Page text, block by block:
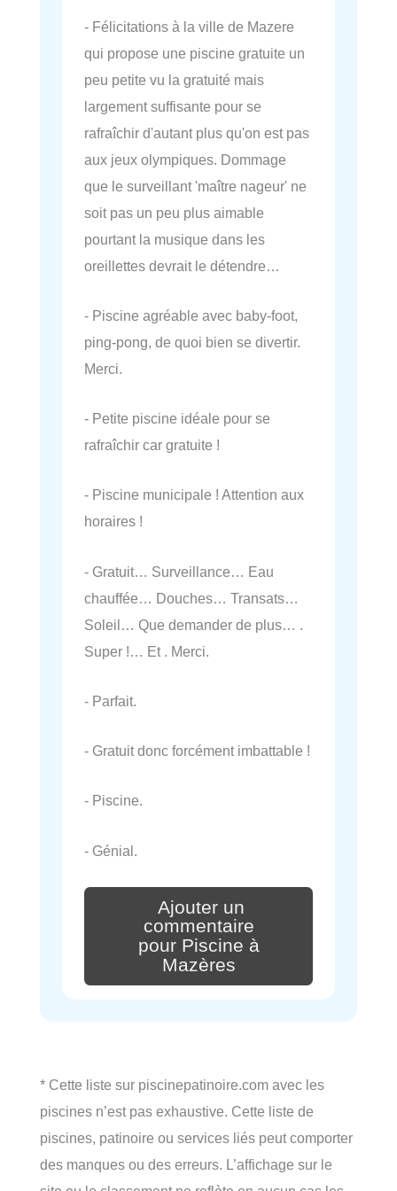
- Félicitations à la ville de Mazere
qui propose une piscine gratuite un
peu petite vu la gratuité mais
largement suffisante pour se
rafraîchir d'autant plus qu'on est pas
aux jeux olympiques. Dommage
que le surveillant 'maître nageur' ne
soit pas un peu plus aimable
pourtant la musique dans les
oreillettes devrait le détendre…
- Piscine agréable avec baby-foot,
ping-pong, de quoi bien se divertir.
Merci.
- Petite piscine idéale pour se
rafraîchir car gratuite !
- Piscine municipale ! Attention aux
horaires !
- Gratuit… Surveillance… Eau
chauffée… Douches… Transats…
Soleil… Que demander de plus… .
Super !… Et . Merci.
- Parfait.
- Gratuit donc forcément imbattable !
- Piscine.
- Génial.
Ajouter un
commentaire
pour Piscine à
Mazères
* Cette liste sur piscinepatinoire.com avec les
piscines n’est pas exhaustive. Cette liste de
piscines, patinoire ou services liés peut comporter
des manques ou des erreurs. L’affichage sur le